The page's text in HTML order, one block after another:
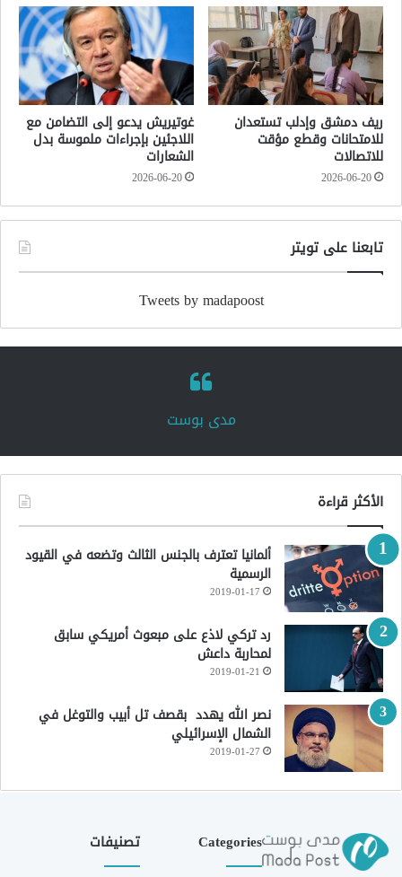
ريف دمشق وإدلب تستعدان
للامتحانات وقطع مؤقت
للاتصالات
2026-06-20
غوتيريش يدعو إلى التضامن مع
اللاجئين بإجراءات ملموسة بدل
الشعارات
2026-06-20
تابعنا على تويتر
Tweets by madapoost
‏مدى بوست‏
الأكثر قراءة
ألمانيا تعترف بالجنس الثالث وتضعه في القيود
الرسمية
2019-01-17
رد تركي لاذع على مبعوث أمريكي سابق
لمحاربة داعش
2019-01-21
نصر الله يهدد بقصف تل أبيب والتوغل في
الشمال الإسرائيلي
2019-01-27
Categories تصنيفات